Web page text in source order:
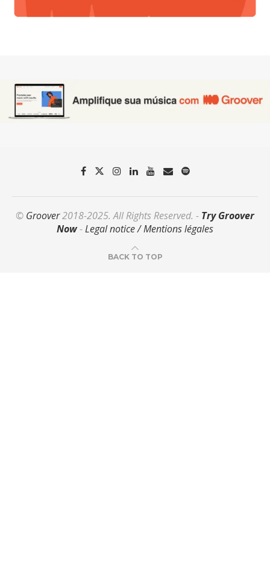
© Groover2018-2025. All Rights Reserved. - Try Groover
Now-Legal notice / Mentions légales
BACK TO TOP